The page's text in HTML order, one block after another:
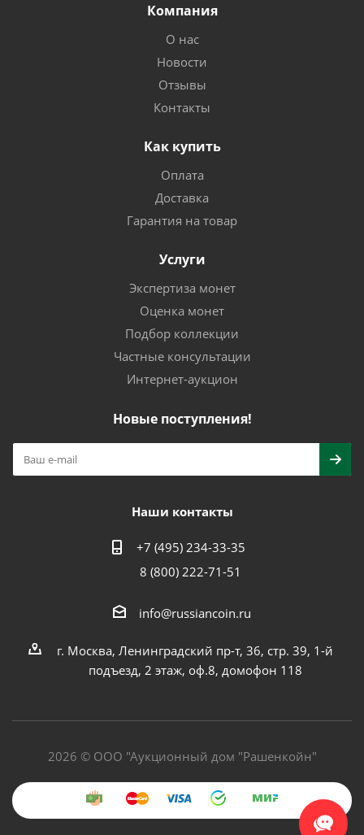
Компания
О нас
Новости
Отзывы
Контакты
Как купить
Оплата
Доставка
Гарантия на товар
Услуги
Экспертиза монет
Оценка монет
Подбор коллекции
Частные консультации
Интернет-аукцион
Новые поступления!
Наши контакты
+7 (495) 234-33-35
8 (800) 222-71-51
info@russiancoin.ru
г. Москва, Ленинградский пр-т, 36, стр. 39, 1-й
подъезд, 2 этаж, оф.8, домофон 118
2026 © ООО "Аукционный дом "Рашенкойн"